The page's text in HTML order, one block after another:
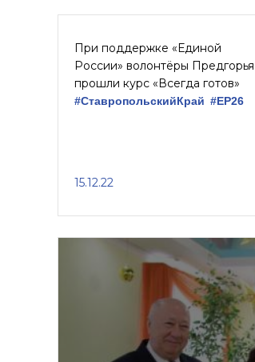
При поддержке «Единой
России» волонтёры Предгорья
прошли курс «Всегда готов»
#СтавропольскийКрай #ЕР26
15.12.22